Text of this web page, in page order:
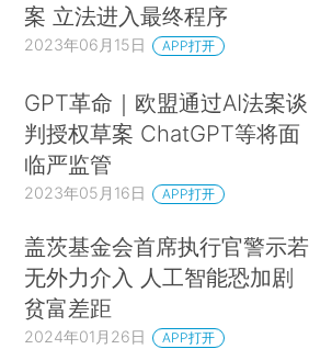
案 立法进入最终程序
2023年06月15日 APP打开
GPT革命｜欧盟通过AI法案谈
判授权草案 ChatGPT等将面
临严监管
2023年05月16日 APP打开
盖茨基金会首席执行官警示若
无外力介入 人工智能恐加剧
贫富差距
2024年01月26日 APP打开